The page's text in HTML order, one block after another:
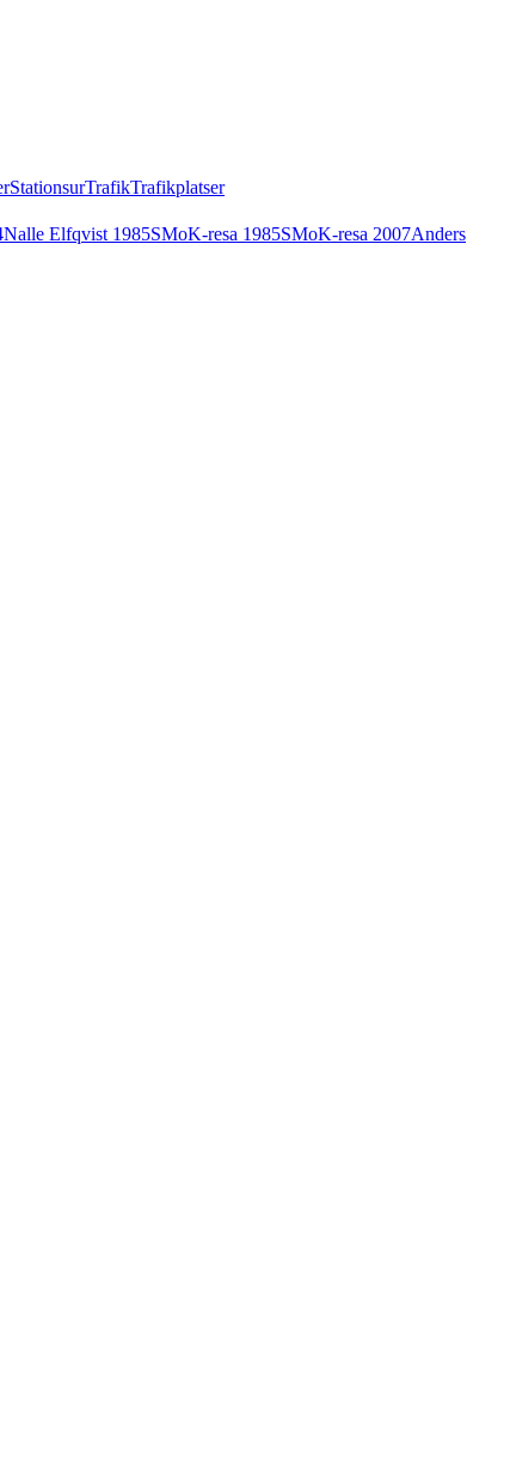
StationsurTrafikTrafikplatser
Nalle Elfqvist 1985SMoK-resa 1985SMoK-resa 2007Anders